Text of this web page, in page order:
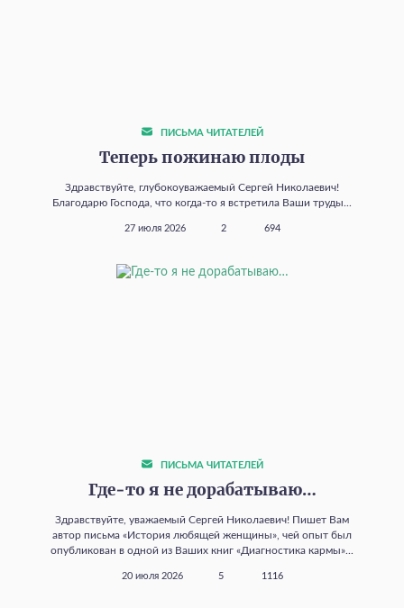
ПИСЬМА ЧИТАТЕЛЕЙ
Теперь пожинаю плоды
Здравствуйте, глубокоуважаемый Сергей Николаевич!
Благодарю Господа, что когда‑то я встретила Ваши труды...
27 июля 2026 2 694
ПИСЬМА ЧИТАТЕЛЕЙ
Где‑то я не дорабатываю…
Здравствуйте, уважаемый Сергей Николаевич! Пишет Вам
автор письма «История любящей женщины», чей опыт был
опубликован в одной из Ваших книг «Диагностика кармы»...
20 июля 2026 5 1116